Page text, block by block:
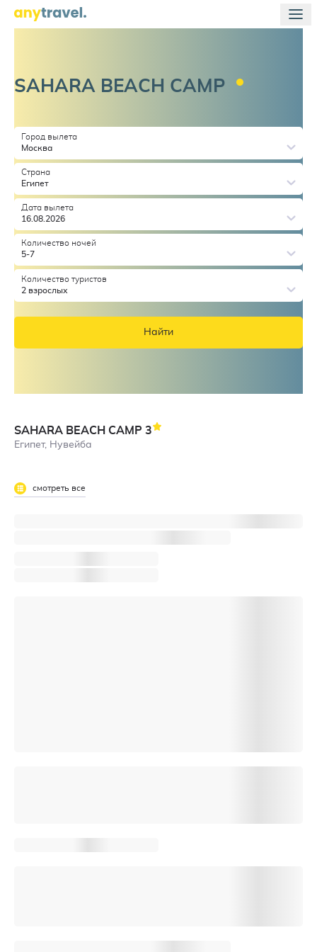
SAHARA BEACH CAMP
Город вылета
Москва
Страна
Египет
Дата вылета
16.08.2026
Количество ночей
5-7
Количество туристов
2 взрослых
Найти
SAHARA BEACH CAMP 3
Египет, Нувейба
смотреть все